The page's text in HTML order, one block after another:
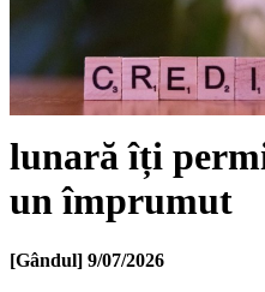
lunară îți
un împrumut
[Gândul] 9/07/2026